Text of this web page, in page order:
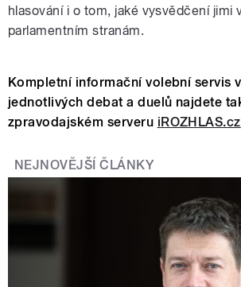
hlasování i o tom, jaké vysvědčení jimi
parlamentním stranám.
Kompletní informační volební servis
jednotlivých debat a duelů najdete
zpravodajském serveru iROZHLAS.cz
NEJNOVĚJŠÍ ČLÁNKY